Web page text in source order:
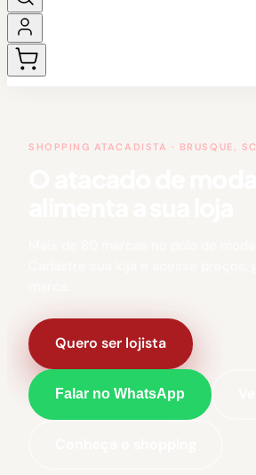
SHOPPING ATACADISTA · BRUSQUE, SC
Quero ser lojista
Falar no WhatsApp